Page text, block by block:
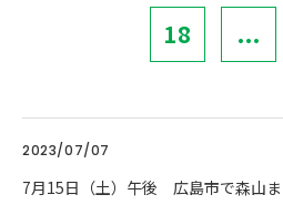
18 ...
2023/07/07
7月15日（土）午後 広島市で森山